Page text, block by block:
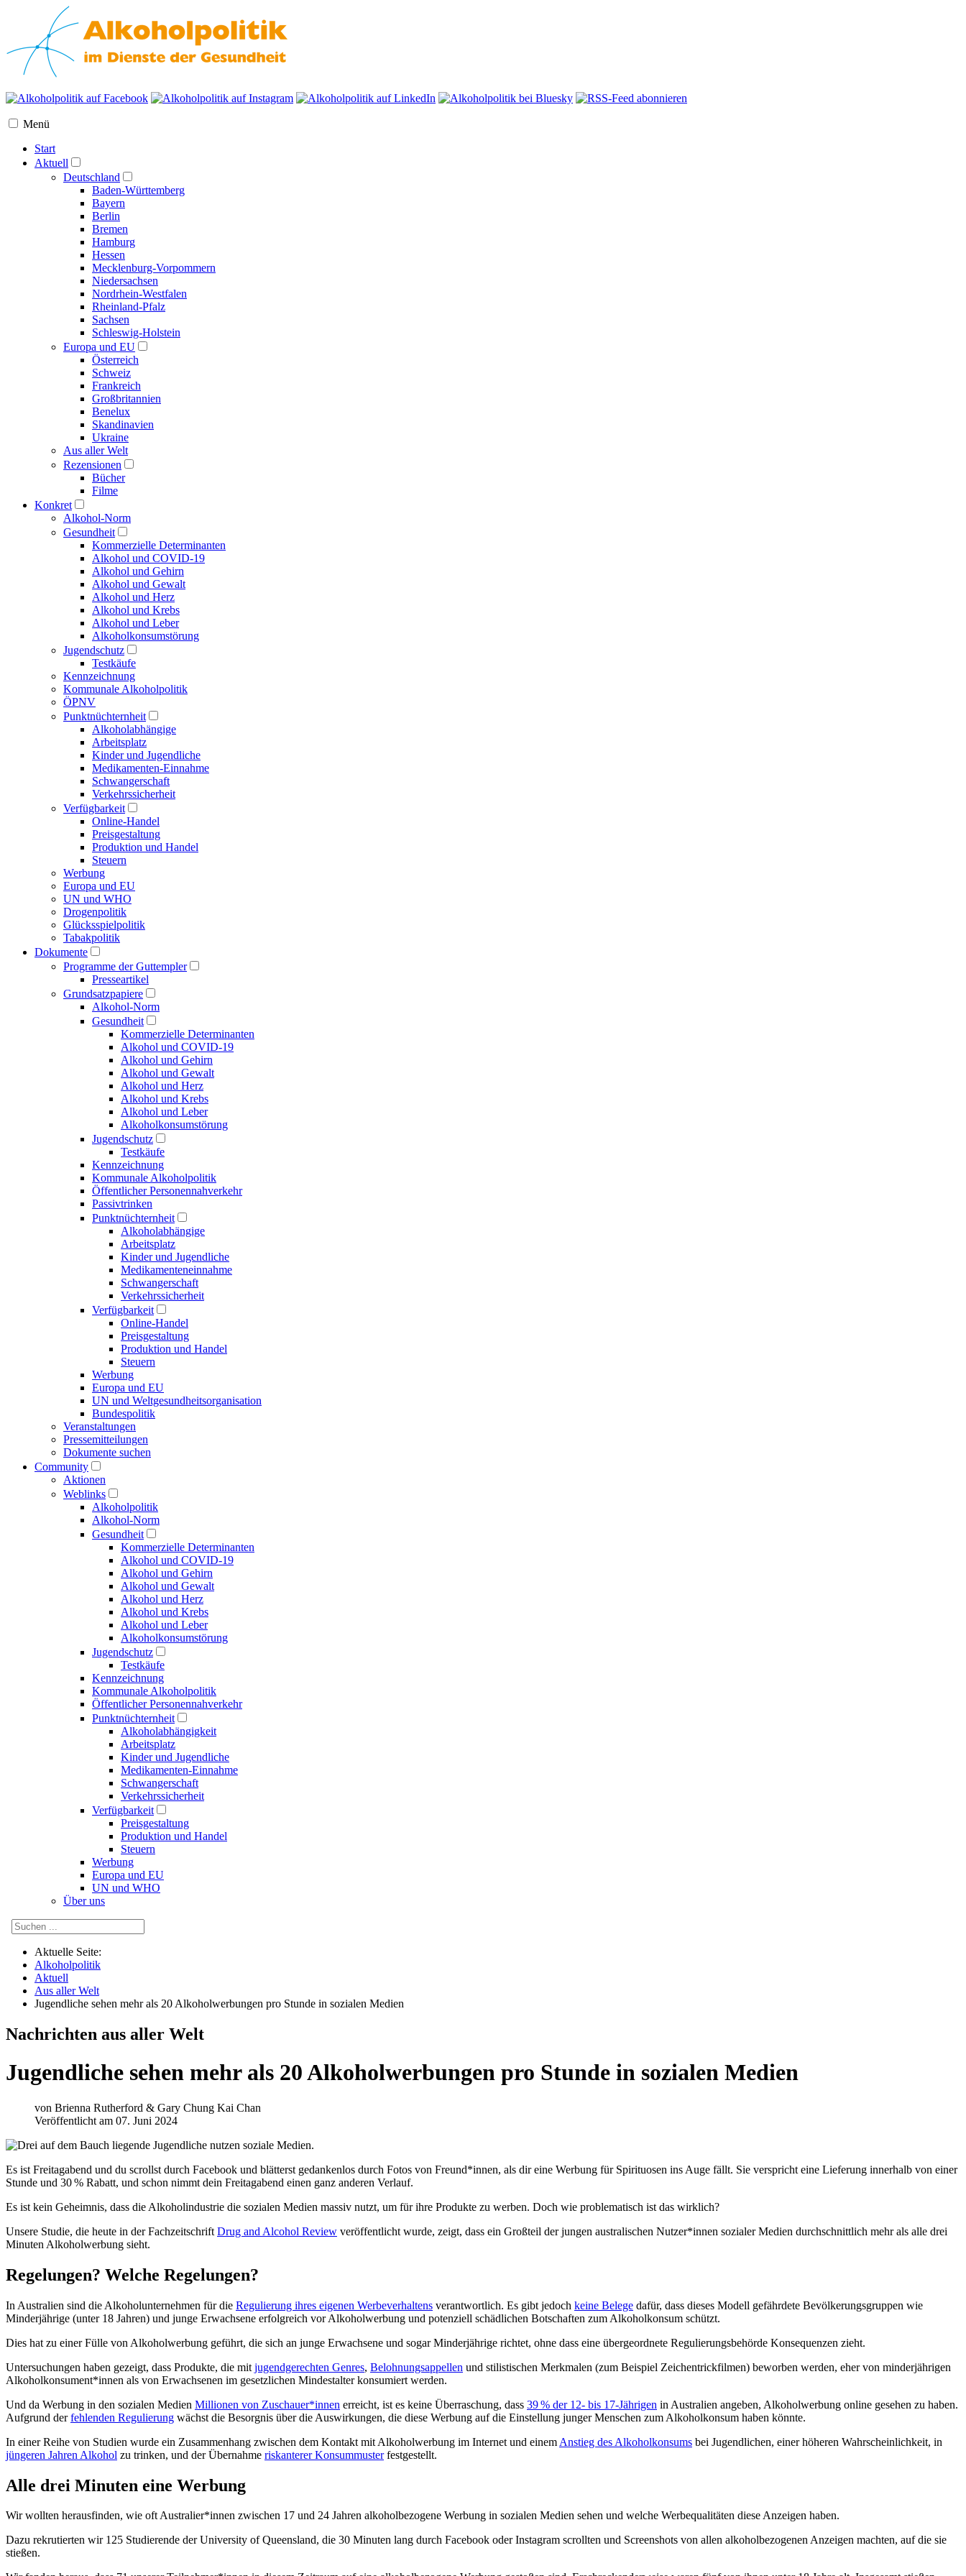
Menü
Start
Aktuell
Deutschland
Baden-Württemberg
Bayern
Berlin
Bremen
Hamburg
Hessen
Mecklenburg-Vorpommern
Niedersachsen
Nordrhein-Westfalen
Rheinland-Pfalz
Sachsen
Schleswig-Holstein
Europa und EU
Österreich
Schweiz
Frankreich
Großbritannien
Benelux
Skandinavien
Ukraine
Aus aller Welt
Rezensionen
Bücher
Filme
Konkret
Alkohol-Norm
Gesundheit
Kommerzielle Determinanten
Alkohol und COVID-19
Alkohol und Gehirn
Alkohol und Gewalt
Alkohol und Herz
Alkohol und Krebs
Alkohol und Leber
Alkoholkonsumstörung
Jugendschutz
Testkäufe
Kennzeichnung
Kommunale Alkoholpolitik
ÖPNV
Punktnüchternheit
Alkoholabhängige
Arbeitsplatz
Kinder und Jugendliche
Medikamenten-Einnahme
Schwangerschaft
Verkehrssicherheit
Verfügbarkeit
Online-Handel
Preisgestaltung
Produktion und Handel
Steuern
Werbung
Europa und EU
UN und WHO
Drogenpolitik
Glücksspielpolitik
Tabakpolitik
Dokumente
Programme der Guttempler
Presse­artikel
Grundsatzpapiere
Alkohol-Norm
Gesundheit
Kommerzielle Determinanten
Alkohol und COVID-19
Alkohol und Gehirn
Alkohol und Gewalt
Alkohol und Herz
Alkohol und Krebs
Alkohol und Leber
Alkoholkonsumstörung
Jugendschutz
Testkäufe
Kennzeichnung
Kommunale Alkoholpolitik
Öffentlicher Personen­nahverkehr
Passivtrinken
Punkt­nüchternheit
Alkohol­abhängige
Arbeitsplatz
Kinder und Jugendliche
Medikamenten­einnahme
Schwangerschaft
Verkehrs­sicherheit
Verfügbarkeit
Online-Handel
Preisgestaltung
Produktion und Handel
Steuern
Werbung
Europa und EU
UN und Welt­gesundheits­organisation
Bundespolitik
Veranstaltungen
Presse­mitteilungen
Dokumente suchen
Community
Aktionen
Weblinks
Alkoholpolitik
Alkohol-Norm
Gesundheit
Kommerzielle Determinanten
Alkohol und COVID-19
Alkohol und Gehirn
Alkohol und Gewalt
Alkohol und Herz
Alkohol und Krebs
Alkohol und Leber
Alkoholkonsumstörung
Jugendschutz
Testkäufe
Kennzeichnung
Kommunale Alkoholpolitik
Öffentlicher Personennahverkehr
Punktnüchternheit
Alkoholabhängigkeit
Arbeitsplatz
Kinder und Jugendliche
Medikamenten-Einnahme
Schwangerschaft
Verkehrssicherheit
Verfügbarkeit
Preisgestaltung
Produktion und Handel
Steuern
Werbung
Europa und EU
UN und WHO
Über uns
Aktuelle Seite:
Alkoholpolitik
Aktuell
Aus aller Welt
Jugendliche sehen mehr als 20 Alkoholwerbungen pro Stunde in sozialen Medien
Nachrichten aus aller Welt
Jugendliche sehen mehr als 20 Alkoholwerbungen pro Stunde in sozialen Medien
von Brienna Rutherford & Gary Chung Kai Chan
Veröffentlicht am 07. Juni 2024
Es ist Freitagabend und du scrollst durch Facebook und blätterst gedankenlos durch Fotos von Freund*innen, als dir eine Werbung für Spirituosen ins Auge fällt. Sie verspricht eine Lieferung innerhalb von einer
Stunde und 30 % Rabatt, und schon nimmt dein Freitagabend einen ganz anderen Verlauf.
Es ist kein Geheimnis, dass die Alkoholindustrie die sozialen Medien massiv nutzt, um für ihre Produkte zu werben. Doch wie problematisch ist das wirklich?
Unsere Studie, die heute in der Fachzeitschrift Drug and Alcohol Review veröffentlicht wurde, zeigt, dass ein Großteil der jungen australischen Nutzer*innen sozialer Medien durchschnittlich mehr als alle drei
Minuten Alkoholwerbung sieht.
Regelungen? Welche Regelungen?
In Australien sind die Alkoholunternehmen für die Regulierung ihres eigenen Werbeverhaltens verantwortlich. Es gibt jedoch keine Belege dafür, dass dieses Modell gefährdete Bevölkerungsgruppen wie
Minderjährige (unter 18 Jahren) und junge Erwachsene erfolgreich vor Alkoholwerbung und potenziell schädlichen Botschaften zum Alkoholkonsum schützt.
Dies hat zu einer Fülle von Alkoholwerbung geführt, die sich an junge Erwachsene und sogar Minderjährige richtet, ohne dass eine übergeordnete Regulierungsbehörde Konsequenzen zieht.
Untersuchungen haben gezeigt, dass Produkte, die mit jugendgerechten Genres, Belohnungsappellen und stilistischen Merkmalen (zum Beispiel Zeichentrickfilmen) beworben werden, eher von minderjährigen
Alkoholkonsument*innen als von Erwachsenen im gesetzlichen Mindestalter konsumiert werden.
Und da Werbung in den sozialen Medien Millionen von Zuschauer*innen erreicht, ist es keine Überraschung, dass 39 % der 12- bis 17-Jährigen in Australien angeben, Alkoholwerbung online gesehen zu haben.
Aufgrund derfehlenden Regulierung wächst die Besorgnis über die Auswirkungen, die diese Werbung auf die Einstellung junger Menschen zum Alkoholkonsum haben könnte.
In einer Reihe von Studien wurde ein Zusammenhang zwischen dem Kontakt mit Alkoholwerbung im Internet und einem Anstieg des Alkoholkonsums bei Jugendlichen, einer höheren Wahrscheinlichkeit, in
jüngeren Jahren Alkohol zu trinken, und der Übernahme riskanterer Konsummusterfestgestellt.
Alle drei Minuten eine Werbung
Wir wollten herausfinden, wie oft Australier*innen zwischen 17 und 24 Jahren alkoholbezogene Werbung in sozialen Medien sehen und welche Werbequalitäten diese Anzeigen haben.
Dazu rekrutierten wir 125 Studierende der University of Queensland, die 30 Minuten lang durch Facebook oder Instagram scrollten und Screenshots von allen alkoholbezogenen Anzeigen machten, auf die sie
stießen.